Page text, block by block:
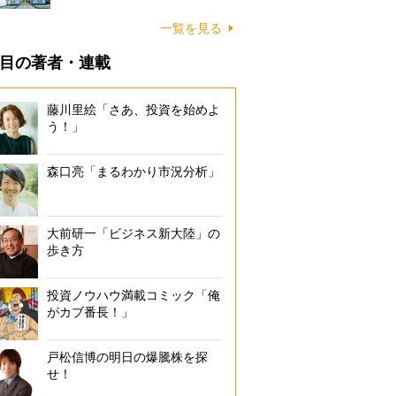
一覧を見る
の著者・連載
藤川里絵「さあ、投資を始めよ
う！」
森口亮「まるわかり市況分析」
大前研一「ビジネス新大陸」の
歩き方
投資ノウハウ満載コミック「俺
がカブ番長！」
戸松信博の明日の爆騰株を探
せ！